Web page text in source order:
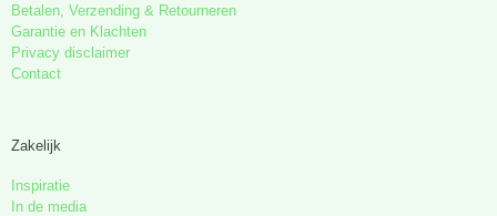
Betalen, Verzending & Retourneren
Garantie en Klachten
Privacy disclaimer
Contact
Zakelijk
Inspiratie
In de media